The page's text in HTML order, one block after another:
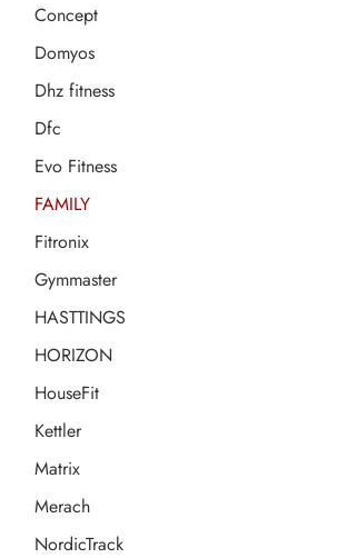
Concept
Domyos
Dhz fitness
Dfc
Evo Fitness
FAMILY
Fitronix
Gymmaster
HASTTINGS
HORIZON
HouseFit
Kettler
Matrix
Merach
NordicTrack